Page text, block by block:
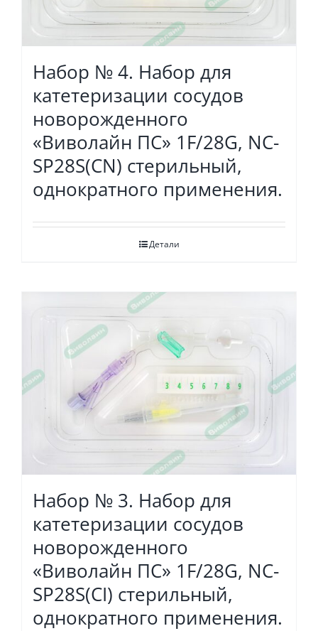
Набор № 4. Набор для
катетеризации сосудов
новорожденного
«Виволайн ПС» 1F/28G, NC-
SP28S(СN) стерильный,
однократного применения.
Детали
Набор № 3. Набор для
катетеризации сосудов
новорожденного
«Виволайн ПС» 1F/28G, NC-
SP28S(СI) стерильный,
однократного применения.